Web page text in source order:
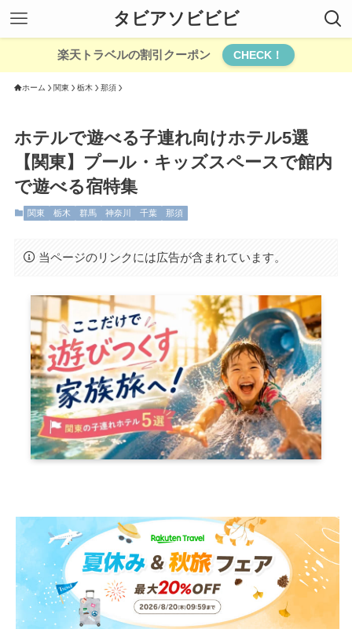
タビアソビビビ
楽天トラベルの割引クーポン CHECK！
ホーム 関東 栃木 那須
ホテルで遊べる子連れ向けホテル5選
【関東】プール・キッズスペースで館内
で遊べる宿特集
関東 栃木 群馬 神奈川 千葉 那須
当ページのリンクには広告が含まれています。